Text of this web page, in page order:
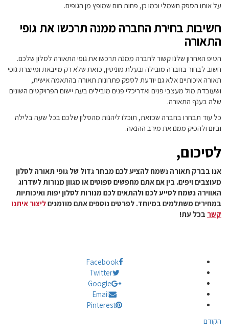
על אותו הספק חשמלי וכמו כן, פחות חום שמופץ מן הגופים.
חשיבות בחירת החברה ממנה תרכשו את גופי
התאורה
הטיפ האחרון שלנו קשור לחברה ממנה תרכשו את גופי התאורה לסלון שלכם.
חשוב לבחור בחברה מובילה ובעלת מוניטין, כזאת שלא רק מייבאת ומייצרת גופי
תאורה איכותיים אלא גם יודעת לספק פתרונות תאורה בהתאמה אישית,
ושעובדת מול מעצבי פנים ואדריכלי פנים מובילים בעת יישום הפרויקטים השונים
שלה בענף התאורה.
כל עוד תבחרו בחברה שכזאת, תוכלו ליהנות מהסלון שלכם בכל שעה בלילה
וביום ולהפיק ממנו את מירב ההנאה.
לסיכום,
אנו בברק תאורה נשמח להציע לכם מבחר גדול של גופי תאורה לסלון
מעוצבים ויפים. בין אם אתם מחפשים ספוטים או מגוון מנורות לשדרוג
האווירה נשמח לסייע לכם ולהתאים לכם מנורות לסלון יפות ואיכותיות
במחירים משתלמים במיוחד. לפרטים נוספים אתם מוזמניםליצור איתנו
קשר בכל עת!
Facebook
Twitter
Google
Email
Pinterest
הקודם